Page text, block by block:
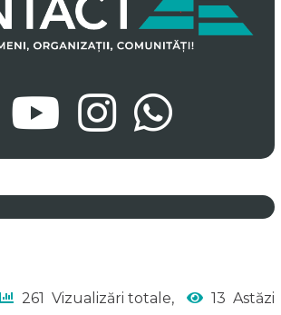
261 Vizualizări totale, 13 Astăzi